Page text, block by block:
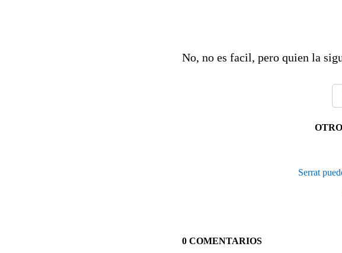
No, no es facil, pero quien la
Serrat
0 COMENTARIOS